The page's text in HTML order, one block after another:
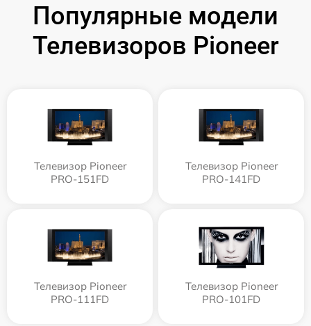
Популярные модели
Телевизоров Pioneer
Телевизор Pioneer
PRO-151FD
Телевизор Pioneer
PRO-141FD
Телевизор Pioneer
PRO-111FD
Телевизор Pioneer
PRO-101FD